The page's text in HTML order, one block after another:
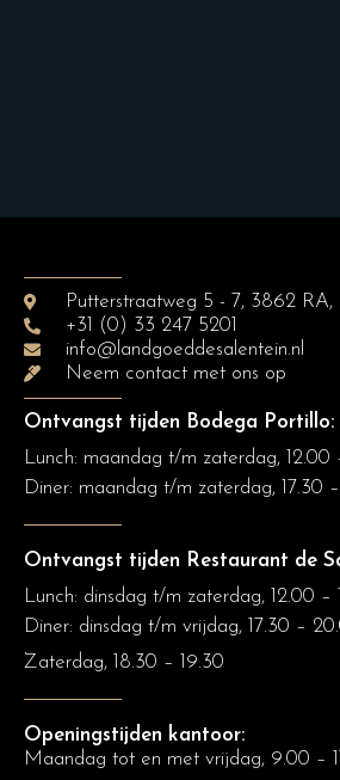
Putterstraatweg 5 - 7, 3862 RA,
+31 (0) 33 247 5201
info@landgoeddesalentein.nl
Neem contact met ons op
Ontvangst tijden Bodega Portillo:
Lunch: maandag t/m zaterdag, 12.00
Diner: maandag t/m zaterdag, 17.30
Ontvangst tijden Restaurant de
Lunch: dinsdag t/m zaterdag, 12.00 –
Diner: dinsdag t/m vrijdag, 17.30 –
Zaterdag, 18.30 – 19.30
Openingstijden kantoor:
Maandag tot en met vrijdag, 9.00 –